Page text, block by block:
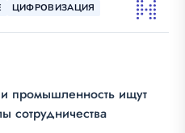
ЦИФРОВИЗАЦИЯ
и промышленность ищут
сотрудничества